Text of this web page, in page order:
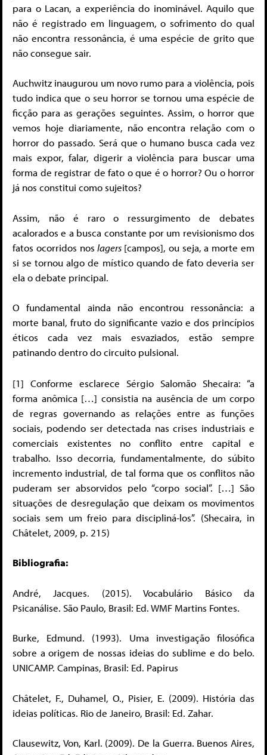
para o Lacan, a experiência do inominável. Aquilo que
não é registrado em linguagem, o sofrimento do qual
não encontra ressonância, é uma espécie de grito que
não consegue sair.
Auchwitz inaugurou um novo rumo para a violência, pois
tudo indica que o seu horror se tornou uma espécie de
ficção para as gerações seguintes. Assim, o horror que
vemos hoje diariamente, não encontra relação com o
horror do passado. Será que o humano busca cada vez
mais expor, falar, digerir a violência para buscar uma
forma de registrar de fato o que é o horror? Ou o horror
já nos constitui como sujeitos?
Assim, não é raro o ressurgimento de debates
acalorados e a busca constante por um revisionismo dos
fatos ocorridos noslagers [campos], ou seja, a morte em
si se tornou algo de místico quando de fato deveria ser
ela o debate principal.
O fundamental ainda não encontrou ressonância: a
morte banal, fruto do significante vazio e dos princípios
éticos cada vez mais esvaziados, estão sempre
patinando dentro do circuito pulsional.
[1] Conforme esclarece Sérgio Salomão Shecaira: “a
forma anômica […] consistia na ausência de um corpo
de regras governando as relações entre as funções
sociais, podendo ser detectada nas crises industriais e
comerciais existentes no conflito entre capital e
trabalho. Isso decorria, fundamentalmente, do súbito
incremento industrial, de tal forma que os conflitos não
puderam ser absorvidos pelo “corpo social”. […] São
situações de desregulação que deixam os movimentos
sociais sem um freio para discipliná-los”. (Shecaira, in
Châtelet, 2009, p. 215)
Bibliografia:
André, Jacques. (2015). Vocabulário Básico da
Psicanálise. São Paulo, Brasil: Ed. WMF Martins Fontes.
Burke, Edmund. (1993). Uma investigação filosófica
sobre a origem de nossas ideias do sublime e do belo.
UNICAMP. Campinas, Brasil: Ed. Papirus
Châtelet, F., Duhamel, O., Pisier, E. (2009). História das
ideias políticas. Rio de Janeiro, Brasil: Ed. Zahar.
Clausewitz, Von, Karl. (2009). De la Guerra. Buenos Aires,